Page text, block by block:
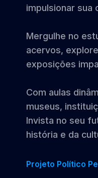
impulsionar sua
Mergulhe no
acervos,
exposições
Com aulas
museus,
Invista no seu
história e da
Projeto Político